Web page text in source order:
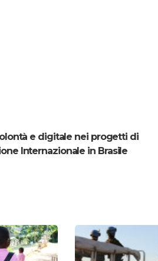
e digitale nei progetti di
Internazionale in Brasile